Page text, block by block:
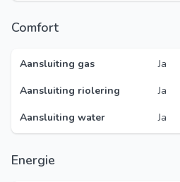
Comfort
Aansluiting gas
Ja
Aansluiting riolering
Ja
Aansluiting water
Ja
Energie